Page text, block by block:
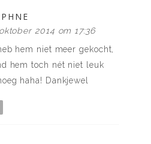
2014 om 17:36
hem niet meer gekocht,
hem toch nét niet leuk
haha! Dankjewel